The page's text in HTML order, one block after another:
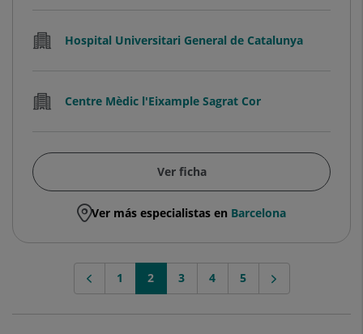
Hospital Universitari General de Catalunya
Centre Mèdic l'Eixample Sagrat Cor
Ver ficha
Ver más especialistas en Barcelona
1 2 3 4 5